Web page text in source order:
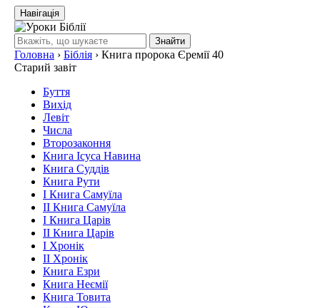
Навігація
Знайти
Головна › Біблія › Книга пророка Єремії 40
Старий завіт
Буття
Вихід
Левіт
Числа
Второзаконня
Книга Ісуса Навина
Книга Суддів
Книга Рути
І Книга Самуїла
ІІ Книга Самуїла
І Книга Царів
ІІ Книга Царів
І Хронік
ІІ Хронік
Книга Езри
Книга Неємії
Книга Товита